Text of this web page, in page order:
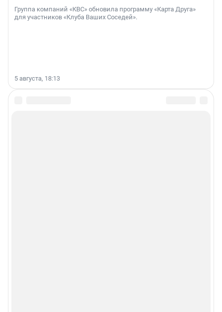
Группа компаний «КВС» обновила программу «Карта Друга»
для участников «Клуба Ваших Соседей».
5 августа, 18:13